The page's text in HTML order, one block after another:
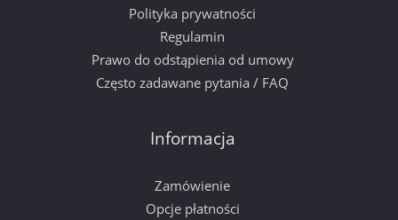
Polityka prywatności
Regulamin
Prawo do odstąpienia od umowy
Często zadawane pytania / FAQ
Informacja
Zamówienie
Opcje płatności